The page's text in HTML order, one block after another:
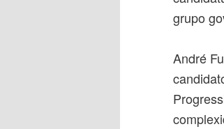
grupo
André